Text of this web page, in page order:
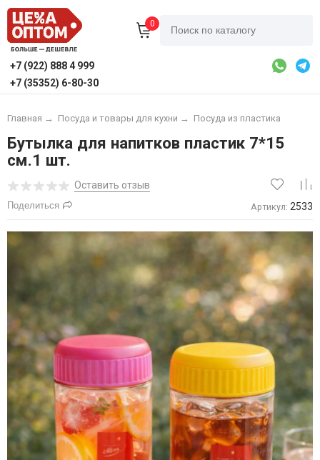
0
+7 (922) 888 4 999
+7 (35352) 6-80-30
Главная → Посуда и товары для кухни → Посуда из пластика
Бутылка для напитков пластик 7*15
см.1 шт.
Оставить отзыв
Поделиться Артикул: 2533